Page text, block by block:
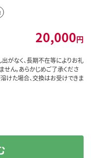
20,000円
がなく、長期不在等によりお礼
ん。あらかじめご了承くださ
けた場合、交換はお受けできま